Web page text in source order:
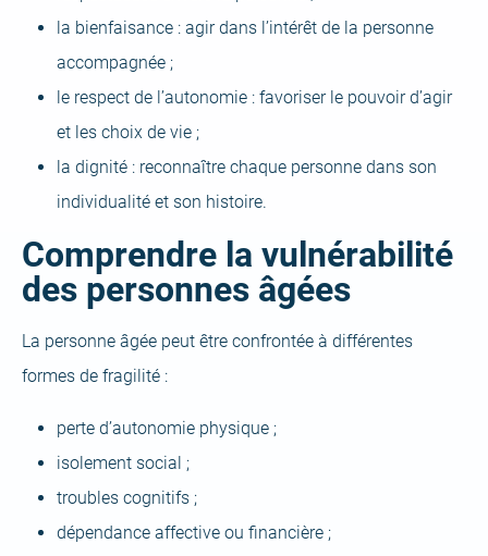
la bienfaisance : agir dans l’intérêt de la personne
accompagnée ;
le respect de l’autonomie : favoriser le pouvoir d’agir
et les choix de vie ;
la dignité : reconnaître chaque personne dans son
individualité et son histoire.
Comprendre la vulnérabilité
des personnes âgées
La personne âgée peut être confrontée à différentes
formes de fragilité :
perte d’autonomie physique ;
isolement social ;
troubles cognitifs ;
dépendance affective ou financière ;